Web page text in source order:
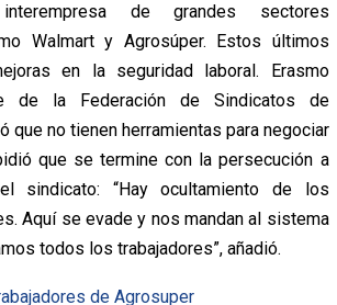
de grandes sectores
Walmart y Agrosúper. Estos últimos
en la seguridad laboral. Erasmo
de la Federación de Sindicatos de
que no tienen herramientas para negociar
que se termine con la persecución a
sindicato: “Hay ocultamiento de los
Aquí se evade y nos mandan al sistema
todos los trabajadores”, añadió.